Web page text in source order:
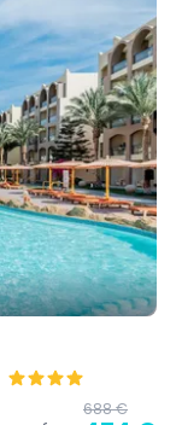
688 €